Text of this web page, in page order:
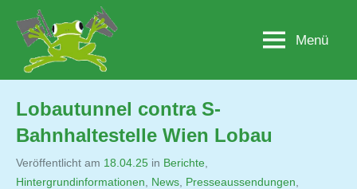
Inhalt
springenLobau.org
BürgerInitiative
"Rettet
die
Lobau
–
Natur
Beton"
Menü
Lobautunnel contra S-
Bahnhaltestelle Wien Lobau
Veröffentlicht am 18.04.25 von
Jutta
in Berichte
Hintergrundinformationen
News Presseaussendungen